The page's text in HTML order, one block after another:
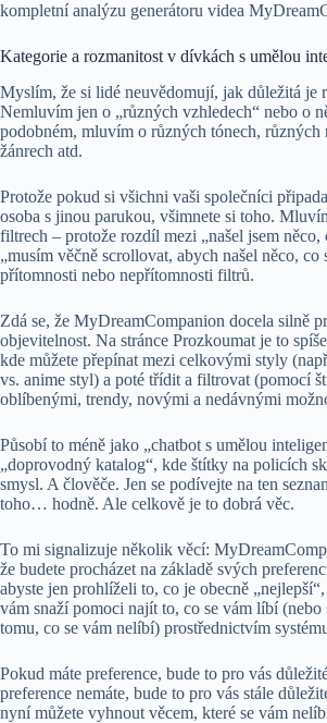
kompletní analýzu generátoru videa
Kategorie a rozmanitost v dívkách s umělou
Myslím, že si lidé neuvědomují, jak důležitá je
Nemluvím jen o „různých vzhledech“ nebo o
podobném, mluvím o různých tónech, různých
žánrech atd.
Protože pokud si všichni vaši společníci
osoba s jinou parukou, všimnete si toho.
filtrech – protože rozdíl mezi „našel jsem něco,
„musím věčně scrollovat, abych našel něco,
přítomnosti nebo nepřítomnosti filtrů.
Zdá se, že MyDreamCompanion docela silně
objevitelnost. Na stránce Prozkoumat je to
kde můžete přepínat mezi celkovými styly
vs. anime styl) a poté třídit a filtrovat (pomocí
oblíbenými, trendy, novými a nedávnými
Působí to méně jako „chatbot s umělou
„doprovodný katalog“, kde štítky na policích
smysl. A člověče. Jen se podívejte na ten
toho… hodně. Ale celkově je to dobrá věc.
To mi signalizuje několik věcí:
že budete procházet na základě svých
abyste jen prohlíželi to, co je obecně
vám snaží pomoci najít to, co se vám líbí (nebo
tomu, co se vám nelíbí) prostřednictvím
Pokud máte preference, bude to pro vás
preference nemáte, bude to pro vás stále
nyní můžete vyhnout věcem, které se vám